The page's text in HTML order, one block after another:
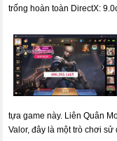
trống hoàn toàn DirectX:
tựa game này. Liên Quân
Valor, đây là một trò chơi